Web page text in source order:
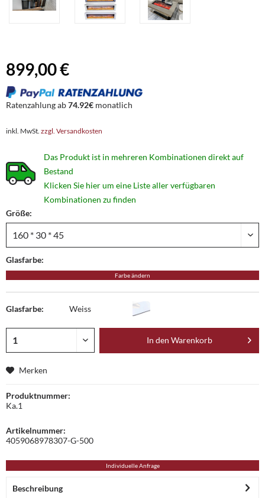
899,00 €
Ratenzahlung ab74.92€ monatlich
inkl. MwSt. zzgl. Versandkosten
Das Produkt ist in mehreren Kombinationen direkt auf
Bestand
Klicken Sie hier um eine Liste aller verfügbaren
Kombinationen zu finden
Größe:
Glasfarbe:
Farbe ändern
Glasfarbe: Weiss
In den Warenkorb
Merken
Produktnummer:
Ka.1
Artikelnummer:
4059068978307-G-500
Individuelle Anfrage
Beschreibung